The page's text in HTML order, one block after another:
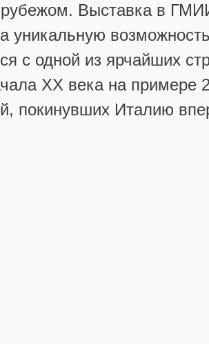
рубежом. Выставка в
уникальную
с одной из ярчайших
XX века на
покинувших Италию